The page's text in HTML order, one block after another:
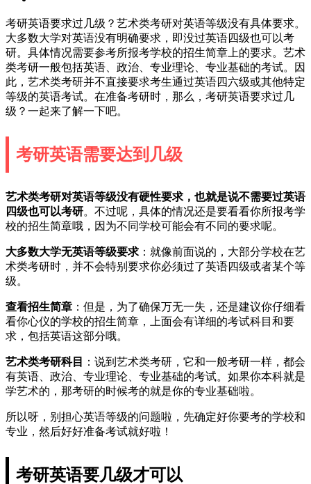
考研英语要求过几级？艺术类考研对英语等级没有具体要求。
大多数大学对英语没有明确要求，即没过英语四级也可以考
研。具体情况需要参考所报考学校的招生简章上的要求。艺术
类考研一般包括英语、政治、专业理论、专业基础的考试。因
此，艺术类考研并不直接要求考生通过英语四六级或其他特定
等级的英语考试。在准备考研时，那么，考研英语要求过几
级？一起来了解一下吧。
考研英语需要达到几级
艺术类考研对英语等级没有硬性要求，也就是说不需要过英语
四级也可以考研。不过呢，具体的情况还是要看看你所报考学
校的招生简章哦，因为不同学校可能会有不同的要求呢。
大多数大学无英语等级要求 ：就像前面说的，大部分学校在艺
术类考研时，并不会特别要求你必须过了英语四级或者某个等
级。
查看招生简章 ：但是，为了确保万无一失，还是建议你仔细看
看你心仪的学校的招生简章，上面会有详细的考试科目和要
求，包括英语这部分哦。
艺术类考研科目
：说到艺术类考研，它和一般考研一样，都会
有英语、政治、专业理论、专业基础的考试。如果你本科就是
学艺术的，那考研的时候考的就是你的专业基础啦。
所以呀，别担心英语等级的问题啦，先确定好你要考的学校和
专业，然后好好准备考试就好啦！
考研英语要几级才可以